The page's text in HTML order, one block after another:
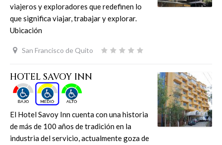
viajeros y exploradores que redefinen lo
que significa viajar, trabajar y explorar.
Ubicación
San Francisco de Quito
HOTEL SAVOY INN
El Hotel Savoy Inn cuenta con una historia
de más de 100 años de tradición en la
industria del servicio, actualmente goza de